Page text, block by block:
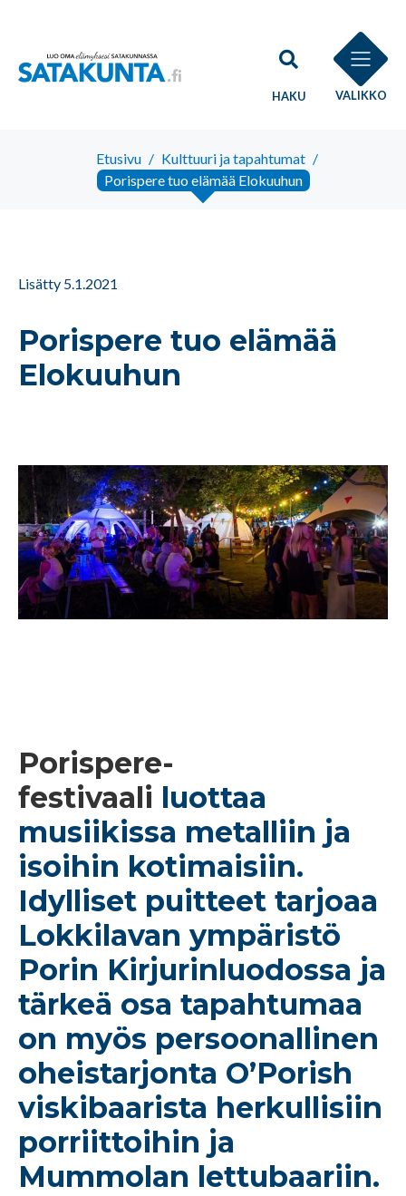
HAKU VALIKKO
Etusivu / Kulttuuri ja tapahtumat /
Porispere tuo elämää Elokuuhun
Lisätty 5.1.2021
Porispere tuo elämää
Elokuuhun
Porispere-
festivaali luottaa
musiikissa metalliin ja
isoihin kotimaisiin.
Idylliset puitteet tarjoaa
Lokkilavan ympäristö
Porin Kirjurinluodossa ja
tärkeä osa tapahtumaa
on myös persoonallinen
oheistarjonta O’Porish
viskibaarista herkullisiin
porriittoihin ja
Mummolan lettubaariin.